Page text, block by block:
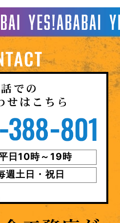
日10時～19時
週土日・祝日